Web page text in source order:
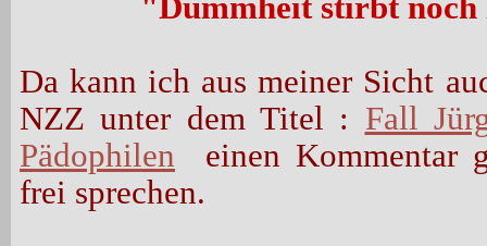
Da kann ich aus meiner Sicht
NZZ unter dem Titel : Fall
Pädophilen
einen Kommentar
frei sprechen.